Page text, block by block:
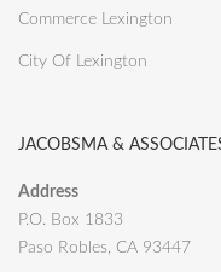
Commerce Lexington
City Of Lexington
JACOBSMA &
Address
P.O. Box 1833
Paso Robles, CA 93447